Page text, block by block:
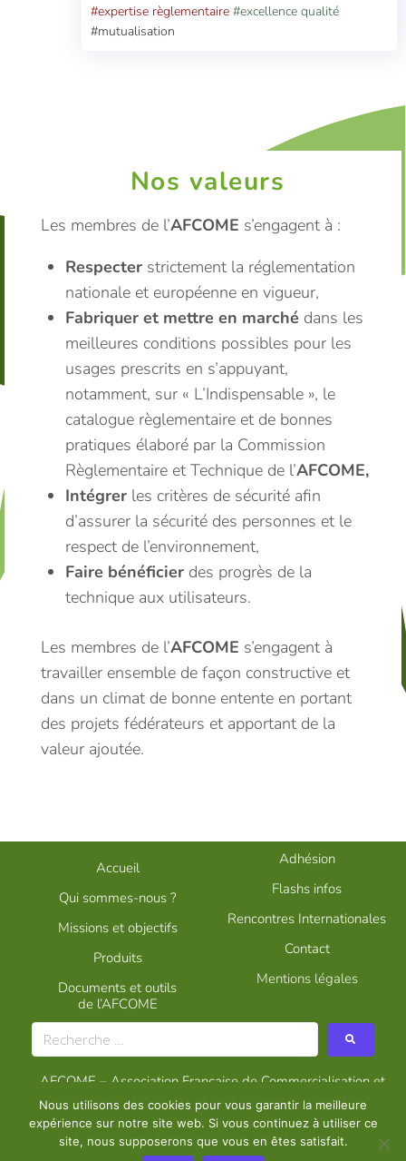
#expertise règlementaire #excellence qualité
#mutualisation
Nos valeurs
Les membres de l’AFCOME s’engagent à :
Respecter strictement la réglementation
nationale et européenne en vigueur,
Fabriquer et mettre en marché dans les
meilleures conditions possibles pour les
usages prescrits en s’appuyant,
notamment, sur « L’Indispensable », le
catalogue règlementaire et de bonnes
pratiques élaboré par la Commission
Règlementaire et Technique de l’AFCOME,
Intégrer les critères de sécurité afin
d’assurer la sécurité des personnes et le
respect de l’environnement,
Faire bénéficier des progrès de la
technique aux utilisateurs.
Les membres de l’AFCOME s’engagent à
travailler ensemble de façon constructive et
dans un climat de bonne entente en portant
des projets fédérateurs et apportant de la
valeur ajoutée.
AFCOME – Association Française de Commercialisation et
©2020 AFCOME– GraphismeStudio CQEG
Accueil
Qui sommes-nous ?
Missions et objectifs
Produits
Documents et outils
del’AFCOME
Adhésion
Flashs infos
Rencontres Internationales
Contact
Mentions légales
Nous utilisons des cookies pour vous garantir la meilleure
expérience sur notre site web. Si vous continuez à utiliser ce
site, nous supposerons que vous en êtes satisfait.